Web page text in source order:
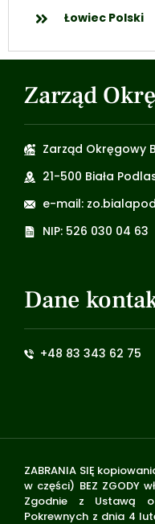
Łowiec Polski
Zarząd
Zarząd Okręgowy
21-500 Biała
e-mail:
NIP: 526 030 04 63
Dane
+48 83 343 62 75
ZABRANIA SIĘ
w części) BEZ ZGODY
Zgodnie z Ustawą
Pokrewnych z dnia 4